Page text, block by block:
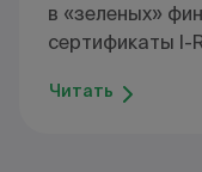
в «зеленых»
сертификаты I-
Читать